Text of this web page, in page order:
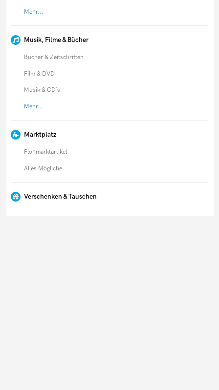
Mehr...
Musik, Filme & Bücher
Bücher & Zeitschriften
Film & DVD
Musik & CD´s
Mehr...
Marktplatz
Flohmarktartikel
Alles Mögliche
Verschenken & Tauschen